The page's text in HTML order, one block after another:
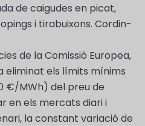
de caigudes en picat,
i tirabuixons. Cordin-
de la Comissió Europea,
eliminat els límits mínims
€/MWh) del preu de
en els mercats diari i
la constant variació de